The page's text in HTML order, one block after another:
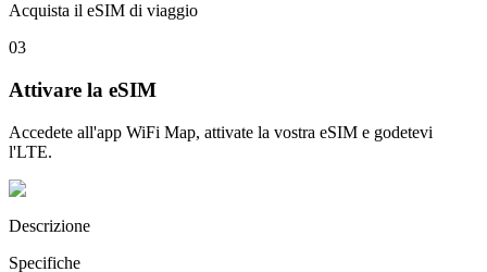
Acquista il eSIM di viaggio
03
Attivare la eSIM
Accedete all'app WiFi Map, attivate la vostra eSIM e godetevi
l'LTE.
Descrizione
Specifiche